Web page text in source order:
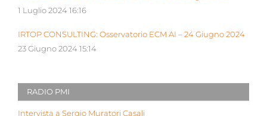
1 Luglio 2024 16:16
IRTOP CONSULTING: Osservatorio ECM AI – 24 Giugno 2024
23 Giugno 2024 15:14
RADIO PMI
Intervista a Sergio Muratori Casali